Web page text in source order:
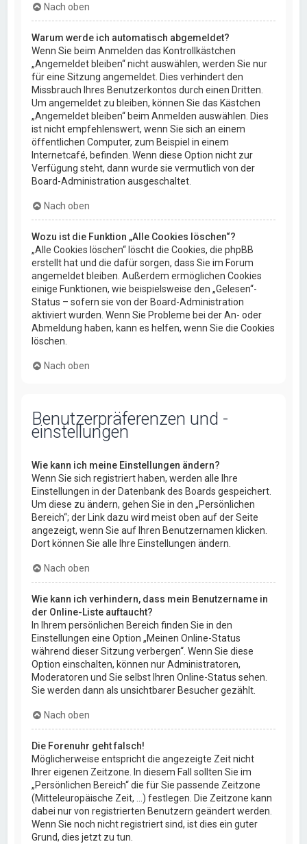
Nach oben
Warum werde ich automatisch abgemeldet?
Wenn Sie beim Anmelden das Kontrollkästchen
„Angemeldet bleiben“ nicht auswählen, werden Sie nur
für eine Sitzung angemeldet. Dies verhindert den
Missbrauch Ihres Benutzerkontos durch einen Dritten.
Um angemeldet zu bleiben, können Sie das Kästchen
„Angemeldet bleiben“ beim Anmelden auswählen. Dies
ist nicht empfehlenswert, wenn Sie sich an einem
öffentlichen Computer, zum Beispiel in einem
Internetcafé, befinden. Wenn diese Option nicht zur
Verfügung steht, dann wurde sie vermutlich von der
Board-Administration ausgeschaltet.
Nach oben
Wozu ist die Funktion „Alle Cookies löschen“?
„Alle Cookies löschen“ löscht die Cookies, die phpBB
erstellt hat und die dafür sorgen, dass Sie im Forum
angemeldet bleiben. Außerdem ermöglichen Cookies
einige Funktionen, wie beispielsweise den „Gelesen“-
Status – sofern sie von der Board-Administration
aktiviert wurden. Wenn Sie Probleme bei der An- oder
Abmeldung haben, kann es helfen, wenn Sie die Cookies
löschen.
Nach oben
Benutzerpräferenzen und -
einstellungen
Wie kann ich meine Einstellungen ändern?
Wenn Sie sich registriert haben, werden alle Ihre
Einstellungen in der Datenbank des Boards gespeichert.
Um diese zu ändern, gehen Sie in den „Persönlichen
Bereich“; der Link dazu wird meist oben auf der Seite
angezeigt, wenn Sie auf Ihren Benutzernamen klicken.
Dort können Sie alle Ihre Einstellungen ändern.
Nach oben
Wie kann ich verhindern, dass mein Benutzername in
der Online-Liste auftaucht?
In Ihrem persönlichen Bereich finden Sie in den
Einstellungen eine Option „Meinen Online-Status
während dieser Sitzung verbergen“. Wenn Sie diese
Option einschalten, können nur Administratoren,
Moderatoren und Sie selbst Ihren Online-Status sehen.
Sie werden dann als unsichtbarer Besucher gezählt.
Nach oben
Die Forenuhr geht falsch!
Möglicherweise entspricht die angezeigte Zeit nicht
Ihrer eigenen Zeitzone. In diesem Fall sollten Sie im
„Persönlichen Bereich“ die für Sie passende Zeitzone
(Mitteleuropäische Zeit, ...) festlegen. Die Zeitzone kann
dabei nur von registrierten Benutzern geändert werden.
Wenn Sie noch nicht registriert sind, ist dies ein guter
Grund, dies jetzt zu tun.